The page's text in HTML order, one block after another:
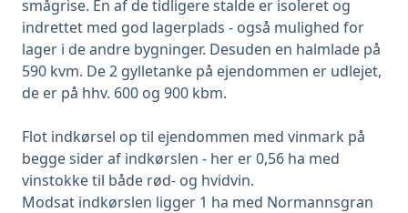
smågrise. En af de tidligere stalde er isoleret og
indrettet med god lagerplads - også mulighed for
lager i de andre bygninger. Desuden en halmlade på
590 kvm. De 2 gylletanke på ejendommen er udlejet,
de er på hhv. 600 og 900 kbm.
Flot indkørsel op til ejendommen med vinmark på
begge sider af indkørslen - her er 0,56 ha med
vinstokke til både rød- og hvidvin.
Modsat indkørslen ligger 1 ha med Normannsgran